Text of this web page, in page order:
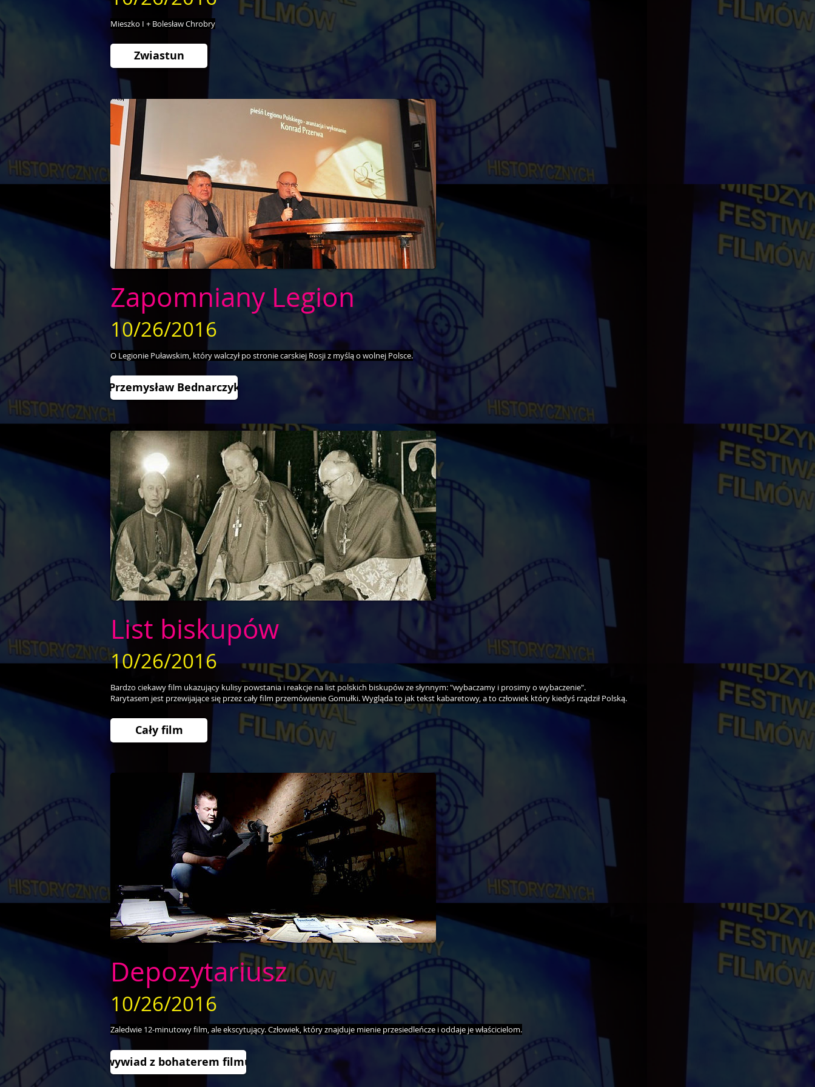
Mieszko I + Bolesław Chrobry
Zwiastun
Zapomniany Legion
10/26/2016
O Legionie Puławskim, który walczył po stronie carskiej Rosji z myślą o wolnej Polsce.
Przemysław Bednarczyk
List biskupów
10/26/2016
Bardzo ciekawy film ukazujący kulisy powstania i reakcje na list polskich biskupów ze słynnym: "wybaczamy i prosimy o wybaczenie".
Rarytasem jest przewijające się przez cały film przemówienie Gomułki. Wygląda to jak tekst kabaretowy, a to człowiek który kiedyś rządził Polską.
Cały film
Depozytariusz
10/26/2016
Zaledwie 12-minutowy film, ale ekscytujący. Człowiek, który znajduje mienie przesiedleńcze i oddaje je właścicielom.
wywiad z bohaterem filmu